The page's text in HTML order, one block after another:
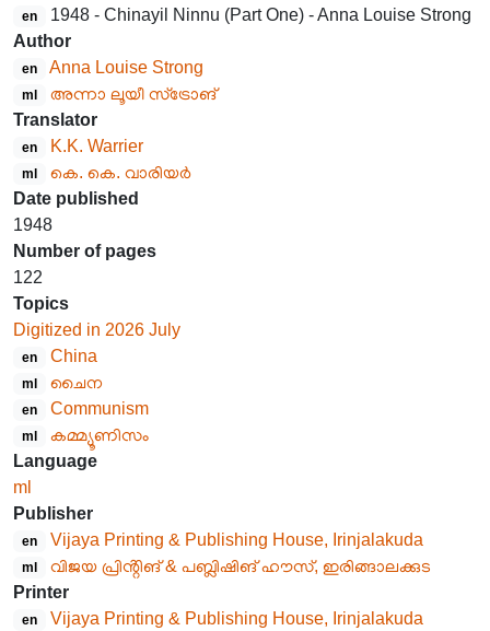
en
1948 - Chinayil Ninnu (Part One) - Anna Louise Strong
Author
en Anna Louise Strong
ml
അന്നാ ലൂയീ സ്ട്രോങ്
Translator
en K.K. Warrier
ml
കെ. കെ. വാരിയർ
Date published
1948
Number of pages
122
Topics
Digitized in 2026 July
en China
ml ചൈന
en Communism
ml
കമ്മ്യൂണിസം
Language
ml
Publisher
en Vijaya Printing & Publishing House, Irinjalakuda
ml
വിജയ പ്രിൻ്റിങ് & പബ്ലിഷിങ് ഹൗസ്, ഇരിങ്ങാലക്കുട
Printer
en Vijaya Printing & Publishing House, Irinjalakuda